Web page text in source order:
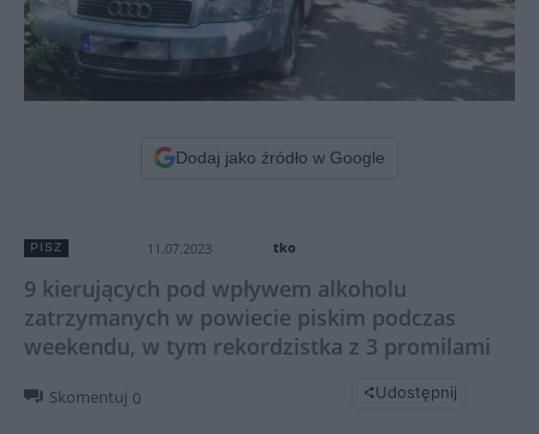
Dodaj jako źródło w Google
PISZ 11.07.2023 tko
9 kierujących pod wpływem alkoholu
zatrzymanych w powiecie piskim podczas
weekendu, w tym rekordzistka z 3 promilami
Skomentuj 0 Udostępnij